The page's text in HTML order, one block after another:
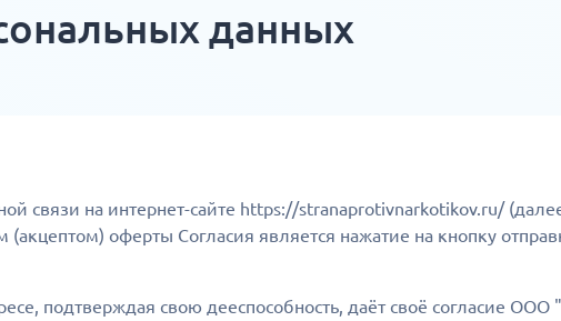
данных
связи на интернет-сайте https://stranaprotivnarkotikov.ru/
оферты Согласия является нажатие на кнопку
подтверждая свою дееспособность, даёт своё согласие